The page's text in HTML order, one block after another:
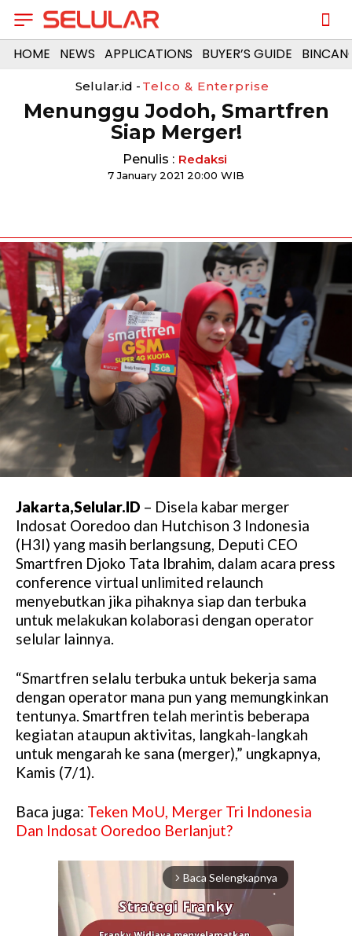
HOME NEWS APPLICATIONS BUYER’S GUIDE
Selular.id - Telco & Enterprise
Menunggu Jodoh, Smartfren
Siap Merger!
Penulis : Redaksi
7 January 2021 20:00 WIB
Jakarta,Selular.ID – Disela kabar merger
Indosat Ooredoo dan Hutchison 3 Indonesia
(H3I) yang masih berlangsung, Deputi CEO
Smartfren Djoko Tata Ibrahim, dalam acara press
conference virtual unlimited relaunch
menyebutkan jika pihaknya siap dan terbuka
untuk melakukan kolaborasi dengan operator
selular lainnya.
“Smartfren selalu terbuka untuk bekerja sama
dengan operator mana pun yang memungkinkan
tentunya. Smartfren telah merintis beberapa
kegiatan ataupun aktivitas, langkah-langkah
untuk mengarah ke sana (merger),” ungkapnya,
Kamis (7/1).
Baca juga: Teken MoU, Merger Tri Indonesia
Dan Indosat Ooredoo Berlanjut?
arrow_forward_ios Baca Selengkapnya